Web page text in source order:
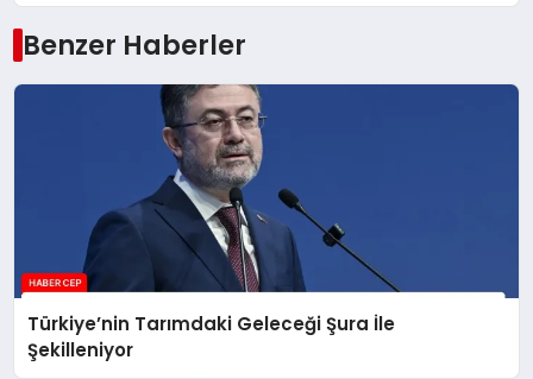
Benzer Haberler
Türkiye’nin Tarımdaki Geleceği Şura İle
Şekilleniyor